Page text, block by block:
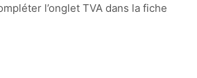
l’onglet TVA dans la fiche